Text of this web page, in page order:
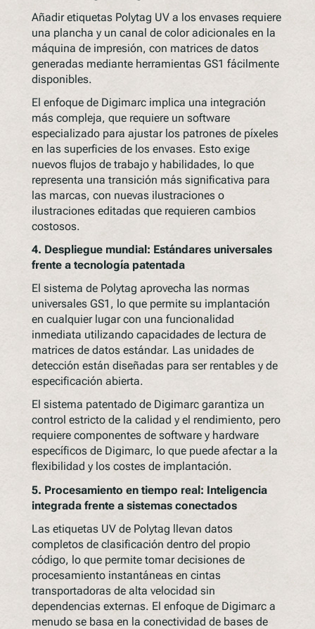
Añadir etiquetas Polytag UV a los envases requiere
una plancha y un canal de color adicionales en la
máquina de impresión, con matrices de datos
generadas mediante herramientas GS1 fácilmente
disponibles.
El enfoque de Digimarc implica una integración
más compleja, que requiere un software
especializado para ajustar los patrones de píxeles
en las superficies de los envases. Esto exige
nuevos flujos de trabajo y habilidades, lo que
representa una transición más significativa para
las marcas, con nuevas ilustraciones o
ilustraciones editadas que requieren cambios
costosos.
4. Despliegue mundial: Estándares universales
frente a tecnología patentada
El sistema de Polytag aprovecha las normas
universales GS1, lo que permite su implantación
en cualquier lugar con una funcionalidad
inmediata utilizando capacidades de lectura de
matrices de datos estándar. Las unidades de
detección están diseñadas para ser rentables y de
especificación abierta.
El sistema patentado de Digimarc garantiza un
control estricto de la calidad y el rendimiento, pero
requiere componentes de software y hardware
específicos de Digimarc, lo que puede afectar a la
flexibilidad y los costes de implantación.
5. Procesamiento en tiempo real: Inteligencia
integrada frente a sistemas conectados
Las etiquetas UV de Polytag llevan datos
completos de clasificación dentro del propio
código, lo que permite tomar decisiones de
procesamiento instantáneas en cintas
transportadoras de alta velocidad sin
dependencias externas. El enfoque de Digimarc a
menudo se basa en la conectividad de bases de